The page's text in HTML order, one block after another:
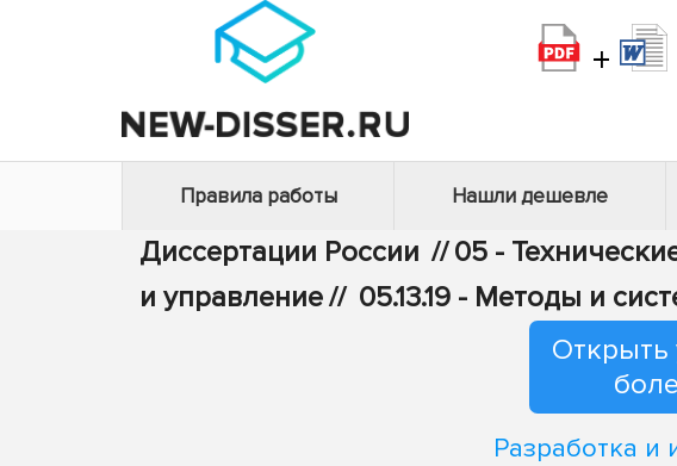
+
Правила работы Нашли дешевле
Диссертации России // 05 -
и управление// 05.13.19 - Методы и
Открыть
Разработка и